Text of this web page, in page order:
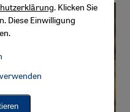
. Klicken Sie
Diese Einwilligung
Google Maps Embed,
Connect